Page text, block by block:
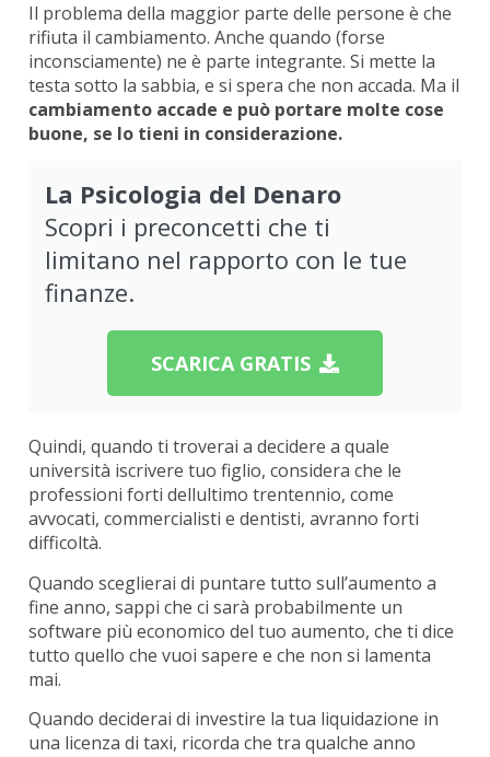
Il problema della maggior parte delle persone è che
rifiuta il cambiamento. Anche quando (forse
inconsciamente) ne è parte integrante. Si mette la
testa sotto la sabbia, e si spera che non accada. Ma il
cambiamento accade e può portare molte cose
buone, se lo tieni in considerazione.
La Psicologia del Denaro
Scopri i preconcetti che ti
limitano nel rapporto con le tue
finanze.
SCARICA GRATIS
Quindi, quando ti troverai a decidere a quale
università iscrivere tuo figlio, considera che le
professioni forti dellultimo trentennio, come
avvocati, commercialisti e dentisti, avranno forti
difficoltà.
Quando sceglierai di puntare tutto sull’aumento a
fine anno, sappi che ci sarà probabilmente un
software più economico del tuo aumento, che ti dice
tutto quello che vuoi sapere e che non si lamenta
mai.
Quando deciderai di investire la tua liquidazione in
una licenza di taxi, ricorda che tra qualche anno